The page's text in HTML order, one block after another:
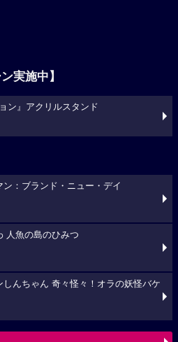
実施中】
ン』アクリルスタンド
：ブランド・ニュー・デイ
人魚の島のひみつ
んちゃん 奇々怪々！オラの妖怪バケ